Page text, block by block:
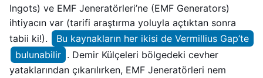
Ingots) ve EMF Jeneratörleri’ne (EMF Generators)
ihtiyacın var (tarifi araştırma yoluyla açtıktan sonra
tabii ki!).
Bu kaynakların her ikisi de Vermillius Gap’te
bulunabilir . Demir Külçeleri bölgedeki cevher
yataklarından çıkarılırken, EMF Jeneratörleri nem